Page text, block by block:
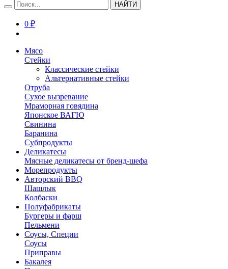
НАЙТИ
0 ₽
Мясо
Стейки
Классические стейки
Альтернативные стейки
Отруба
Сухое вызревание
Мраморная говядина
Японское ВАГЮ
Свинина
Баранина
Субпродукты
Деликатесы
Мясные деликатесы от бренд-шефа
Морепродукты
Авторский BBQ
Шашлык
Колбаски
Полуфабрикаты
Бургеры и фарш
Пельмени
Соусы, Специи
Соусы
Приправы
Бакалея